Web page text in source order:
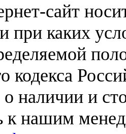
сайт
при каких
кодекса
наличии и
к нашим